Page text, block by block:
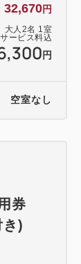
32,670円
大人 2名 1 室
ービス料込
円
空室なし
券
き)